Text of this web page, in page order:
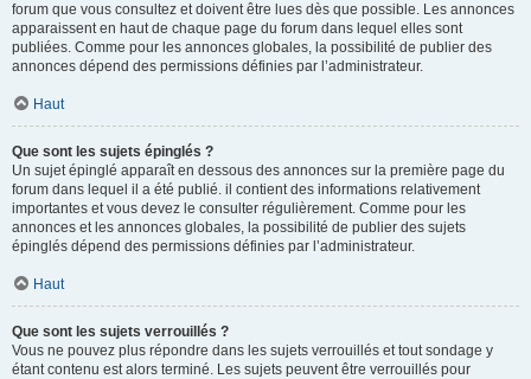
forum que vous consultez et doivent être lues dès que possible. Les annonces
apparaissent en haut de chaque page du forum dans lequel elles sont
publiées. Comme pour les annonces globales, la possibilité de publier des
annonces dépend des permissions définies par l’administrateur.
Haut
Que sont les sujets épinglés ?
Un sujet épinglé apparaît en dessous des annonces sur la première page du
forum dans lequel il a été publié. il contient des informations relativement
importantes et vous devez le consulter régulièrement. Comme pour les
annonces et les annonces globales, la possibilité de publier des sujets
épinglés dépend des permissions définies par l’administrateur.
Haut
Que sont les sujets verrouillés ?
Vous ne pouvez plus répondre dans les sujets verrouillés et tout sondage y
étant contenu est alors terminé. Les sujets peuvent être verrouillés pour